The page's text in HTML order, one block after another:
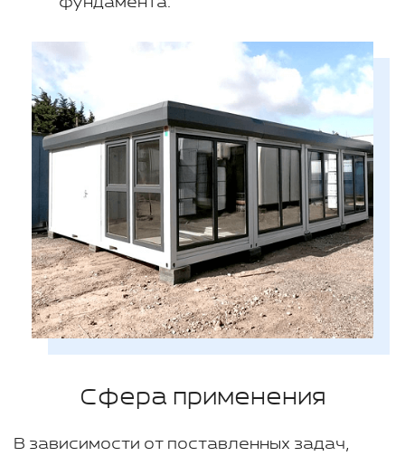
Сфера применения
В зависимости от поставленных задач,